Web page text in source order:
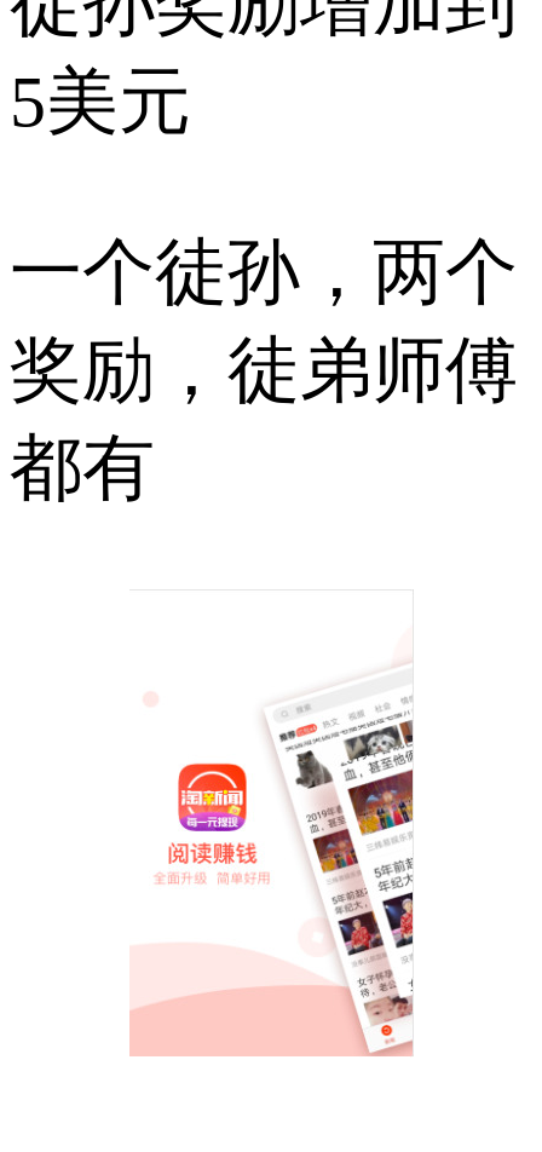
5美元
一个徒孙，两个
奖励，徒弟师傅
都有